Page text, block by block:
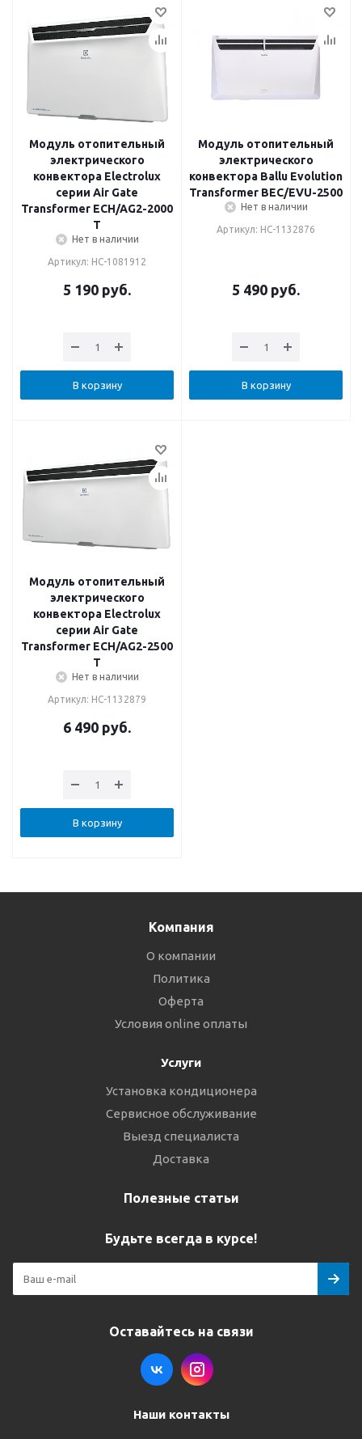
Модуль отопительный
электрического
конвектора Electrolux
серии Air Gate
Transformer ECH/AG2-2000
T
Нет в наличии
Артикул: НС-1081912
5 190 руб.
В корзину
Модуль отопительный
электрического
конвектора Ballu Evolution
Transformer BEC/EVU-2500
Нет в наличии
Артикул: НС-1132876
5 490 руб.
В корзину
Модуль отопительный
электрического
конвектора Electrolux
серии Air Gate
Transformer ECH/AG2-2500
T
Нет в наличии
Артикул: НС-1132879
6 490 руб.
В корзину
Компания
О компании
Политика
Оферта
Условия online оплаты
Услуги
Установка кондиционера
Сервисное обслуживание
Выезд специалиста
Доставка
Полезные статьи
Будьте всегда в курсе!
Оставайтесь на связи
Наши контакты